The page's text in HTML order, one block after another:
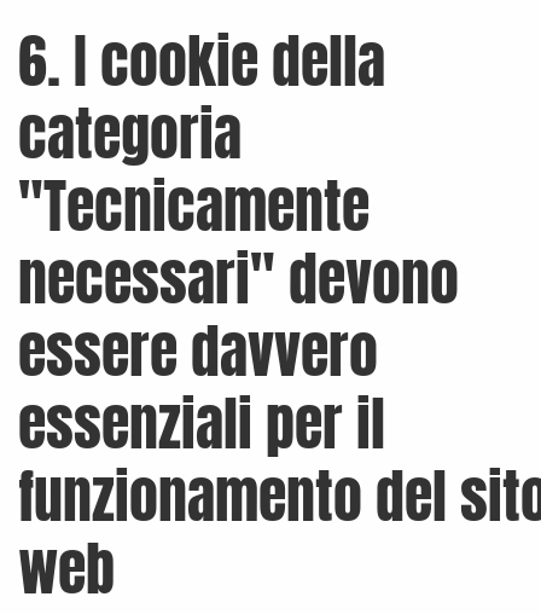
6. I cookie della
categoria
"Tecnicamente
necessari" devono
essere davvero
essenziali per il
funzionamento del
web